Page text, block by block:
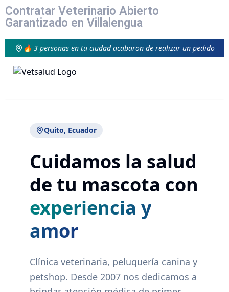
Contratar Veterinario Abierto
Garantizado en Villalengua